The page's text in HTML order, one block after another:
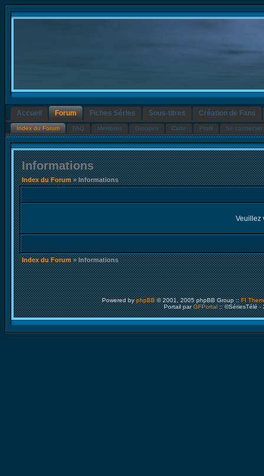
Accueil Forum Fiches Séries Sous-titres Création de Fans
Index du Forum FAQ Membres Groupes Carte Profil Se connecter
Informations
Index du Forum» Informations
Veuillez
Index du Forum» Informations
Powered byphpBB© 2001, 2005 phpBB Group ::FI
Portail parGFPortal:: ©SériesTélé -